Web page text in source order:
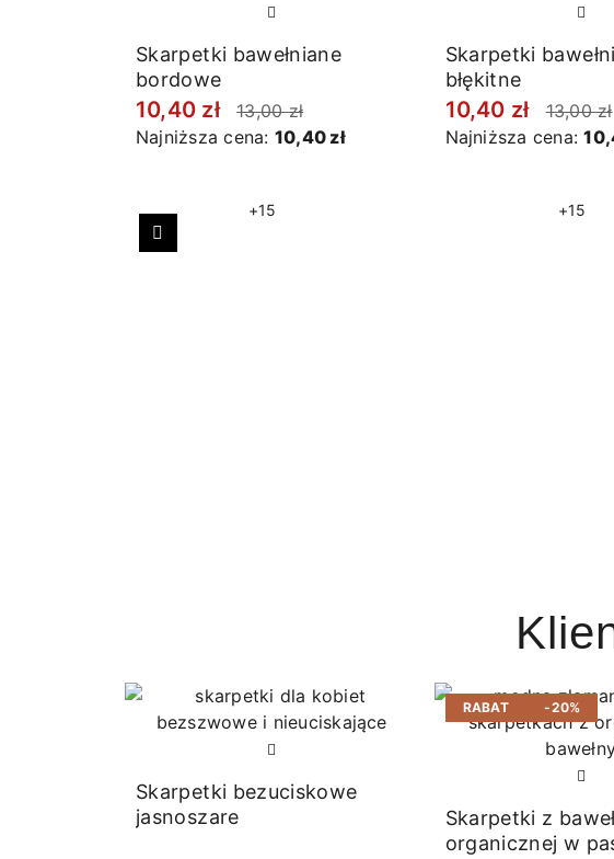
Skarpetki bawełniane
bordowe
10,40 zł
13,00 zł
Najniższa cena: 10,40 zł
+15
Skarpetki
błękitne
10,40 zł
13,00 zł
Najniższa cena:
+15
Poprzedni
Skarpetki bezuciskowe
jasnoszare
RABAT -20%
Skarpetki z
organicznej w